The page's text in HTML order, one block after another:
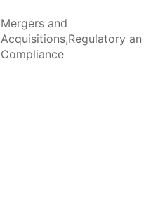
Mergers and
Acquisitions,Regulatory and
Compliance